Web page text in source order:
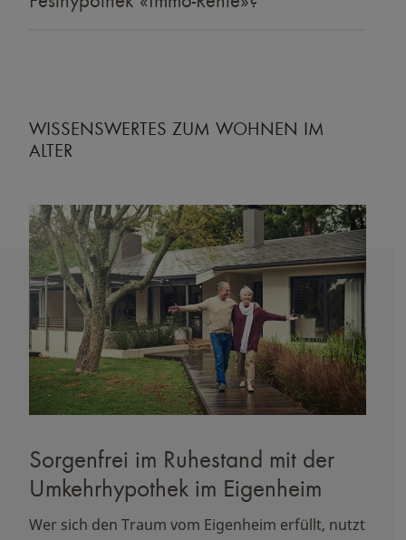
WISSENSWERTES ZUM WOHNEN IM
ALTER
Sorgenfrei im Ruhestand mit der
Umkehrhypothek im Eigenheim
Wer sich den Traum vom Eigenheim erfüllt, nutzt